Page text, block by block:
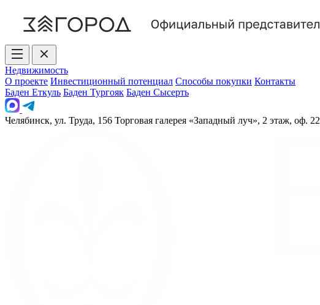
Недвижимость
О проекте Инвестиционный потенциал Способы покупки Контакты
Баден Еткуль Баден Тургояк Баден Сысерть
Челябинск, ул. Труда, 156 Торговая галерея «Западный луч», 2 этаж, оф. 22